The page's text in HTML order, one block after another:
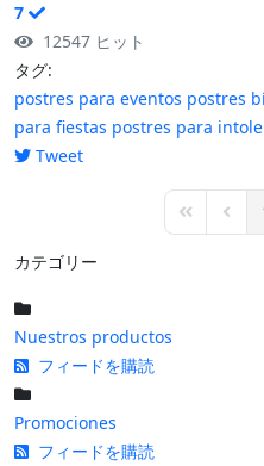
7
12547 ヒット
タグ:
postres para eventos postres
para fiestas postres para
Tweet
First Page
カテゴリー
Nuestros productos
フィードを購読
Promociones
フィードを購読